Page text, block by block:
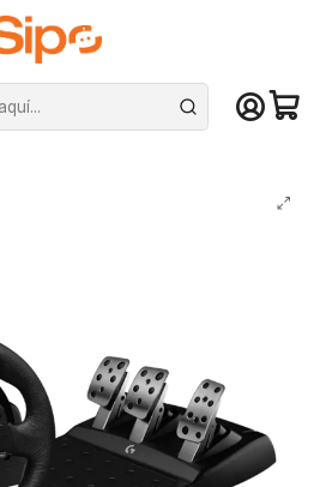
hoy! De lunes a sábado en el gran
Joystick y simuladores
y pedales
G923 TrueForce, para PS4/PS5 y PC